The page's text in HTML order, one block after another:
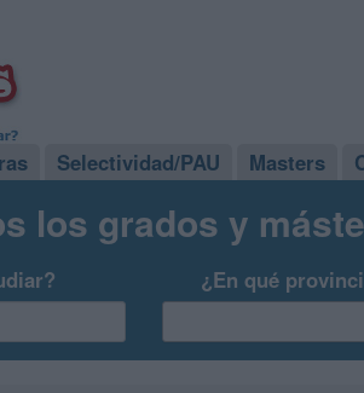
Selectividad/PAU Masters
los grados y
¿En qué